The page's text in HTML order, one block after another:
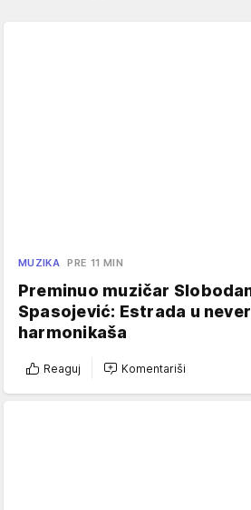
MUZIKA PRE 11 MIN
Preminuo muzičar
Spasojević: Estrada u
harmonikaša
Reaguj Komentariši